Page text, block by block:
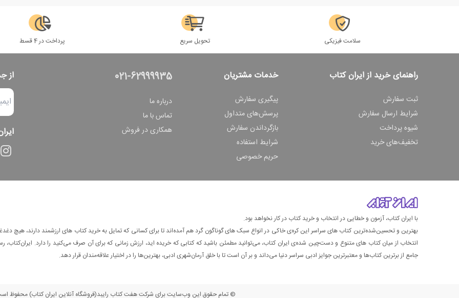
سلامت فیزیکی تحویل سریع پرداخت در 4 قسط
راهنمای خرید از ایران کتاب
ثبت سفارش
شرایط ارسال سفارش
شیوه پرداخت
تخفیف‌های خرید
خدمات مشتریان
پیگیری سفارش
پرسش‌های متداول
بازگرداندن سفارش
شرایط استفاده
حریم خصوصی
021-62999935
درباره ما
تماس با ما
همکاری در فروش
از
با ایران کتاب، آزمون و خطایی در انتخاب و خرید کتاب در کار نخواهد بود.
بهترین و تحسین‌شده‌ترین کتاب‌ های سراسر این کره‌ی خاکی در انواع سبک های گوناگون گرد هم آمده‌اند تا برای کسانی که تمایل به خرید کتاب های ارزشمند دارند، هیچ
انتخاب از میان کتاب های متنوع و دست‌چین شده‌ی ایران کتاب، می‌توانید مطمئن باشید که کتابی که خریده اید، ارزش زمانی که برای آن صرف می‌کنید را دارد. ایران‌کتاب،
جامع از برترین کتاب‌ها و معتبرترین جوایز ادبی سراسر دنیا می‌داند و بر آن است تا با خلق آرمان‌شهری ادبی، بهترین‌ها را در اختیار علاقه‌مندان قرار دهد.
© تمام حقوق این وب‌سایت برای شرکت هفت کتاب رایبد(فروشگاه آنلاین ایران کتاب) محفوظ